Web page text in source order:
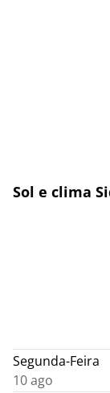
Sol e clima
Segunda-Feira
10 ago